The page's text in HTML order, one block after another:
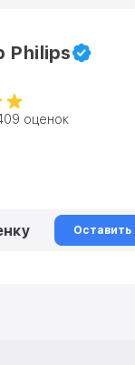
Philips
оценок
Оставить